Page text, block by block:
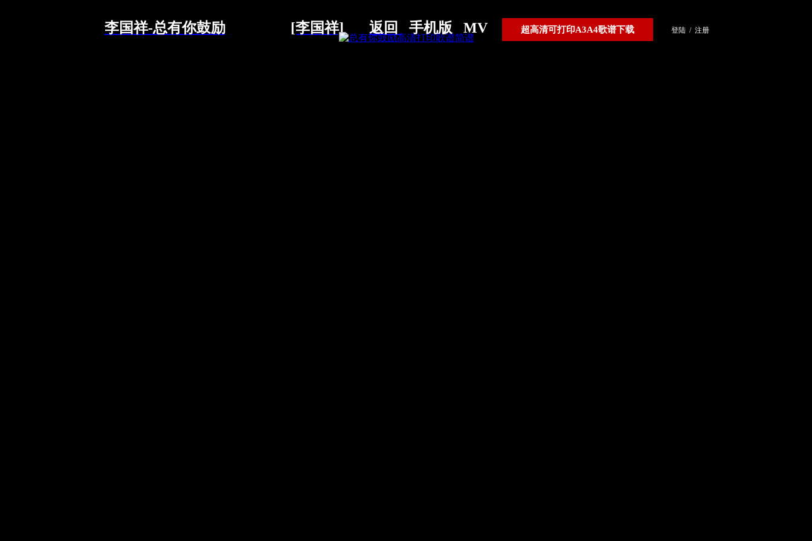
李国祥-总有你鼓励 [李国祥] 返回 手机版 MV 超高清可打印A3A4歌谱下载 登陆 / 注册